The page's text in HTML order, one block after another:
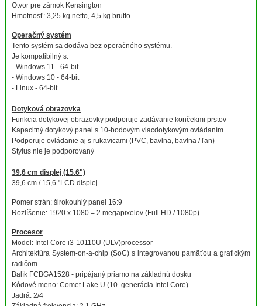
Otvor pre zámok Kensington
Hmotnosť: 3,25 kg netto, 4,5 kg brutto
Operačný systém
Tento systém sa dodáva bez operačného systému.
Je kompatibilný s:
- Windows 11 - 64-bit
- Windows 10 - 64-bit
- Linux - 64-bit
Dotyková obrazovka
Funkcia dotykovej obrazovky podporuje zadávanie končekmi prstov
Kapacitný dotykový panel s 10-bodovým viacdotykovým ovládaním
Podporuje ovládanie aj s rukavicami (PVC, bavlna, bavlna / ľan)
Stylus nie je podporovaný
39,6 cm displej (15,6")
39,6 cm / 15,6 "LCD displej
Pomer strán: širokouhlý panel 16:9
Rozlíšenie: 1920 x 1080 = 2 megapixelov (Full HD / 1080p)
Procesor
Model: Intel Core i3-10110U (ULV)processor
Architektúra System-on-a-chip (SoC) s integrovanou pamäťou a grafickým
radičom
Balík FCBGA1528 - pripájaný priamo na základnú dosku
Kódové meno: Comet Lake U (10. generácia Intel Core)
Jadrá: 2/4